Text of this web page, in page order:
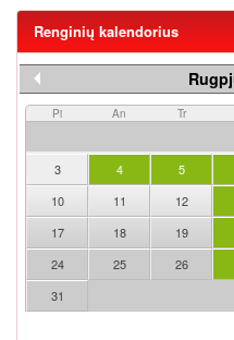
Renginių kalendorius
Pi An Tr
3
4 5
10
11 12
17
18 19
24
25 26
31